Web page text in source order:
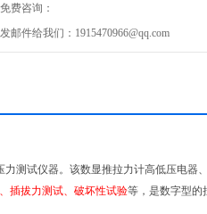
免费咨询：
发邮件给我们：1915470966@qq.com
测试仪器。该数显推拉力计高低压电器
插拔力测试、破坏性试验等，是数字型的